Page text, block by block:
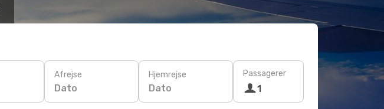
Afrejse
Dato
Hjemrejse
Dato
Passagerer
1